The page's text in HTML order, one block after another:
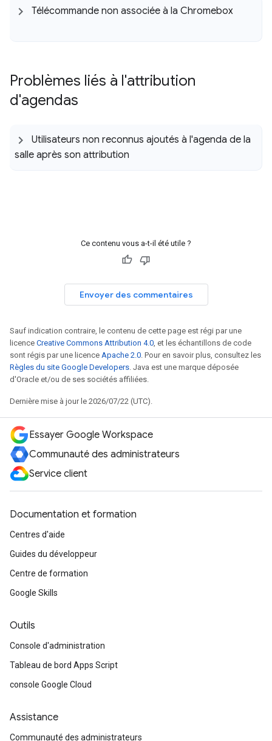
Télécommande non associée à la Chromebox
Problèmes liés à l'attribution
d'agendas
Utilisateurs non reconnus ajoutés à l'agenda de la
salle après son attribution
Ce contenu vous a-t-il été utile ?
Envoyer des commentaires
Sauf indication contraire, le contenu de cette page est régi par une
licence Creative Commons Attribution 4.0, et les échantillons de code
sont régis par une licence Apache 2.0. Pour en savoir plus, consultez les
Règles du site Google Developers. Java est une marque déposée
d'Oracle et/ou de ses sociétés affiliées.
Dernière mise à jour le 2026/07/22 (UTC).
Essayer Google Workspace
Communauté des administrateurs
Service client
Documentation et formation
Centres d'aide
Guides du développeur
Centre de formation
Google Skills
Outils
Console d'administration
Tableau de bord Apps Script
console Google Cloud
Assistance
Communauté des administrateurs